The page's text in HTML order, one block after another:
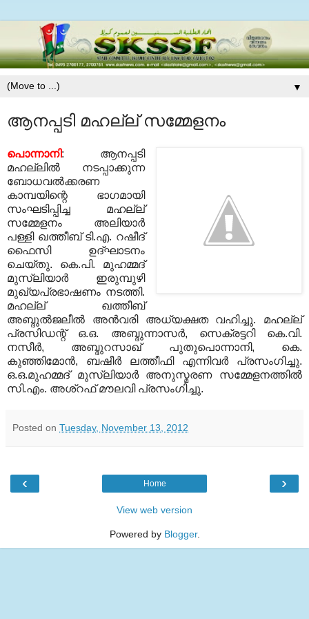
▼
ആനപ്പടി മഹല്ല് സമ്മേളനം
പൊന്നാനി: ആനപ്പടി
മഹല്ലില്‍ നടപ്പാക്കുന്ന
ബോധവല്‍ക്കരണ
കാമ്പയിന്റെ ഭാഗമായി
സംഘടിപ്പിച്ച മഹല്ല്
സമ്മേളനം അലിയാര്‍
പള്ളി ഖത്തീബ് ടി.എ. റഷീദ്
ഫൈസി ഉദ്ഘാടനം
ചെയ്തു. കെ.പി. മുഹമ്മദ്
മുസ്‌ലിയാര്‍ ഇരുമ്പുഴി
മുഖ്യപ്രഭാഷണം നടത്തി.
മഹല്ല് ഖത്തീബ്
അബ്ദുല്‍ജലീല്‍ അന്‍വരി അധ്യക്ഷത വഹിച്ചു. മഹല്ല്
പ്രസിഡന്റ് ഒ.ഒ. അബ്ദുന്നാസര്‍, സെക്രട്ടറി കെ.വി.
നസീര്‍, അബ്ദുറസാഖ് പുതുപൊന്നാനി, കെ.
കുഞ്ഞിമോന്‍, ബഷീര്‍ ലത്തീഫി എന്നിവര്‍ പ്രസംഗിച്ചു.
ഒ.ഒ.മുഹമ്മദ് മുസ്‌ലിയാര്‍ അനുസ്മരണ സമ്മേളനത്തില്‍
സി.എം. അശ്‌റഫ് മൗലവി പ്രസംഗിച്ചു.
Posted on Tuesday, November 13, 2012
‹ ›
Home
View web version
Powered by Blogger.